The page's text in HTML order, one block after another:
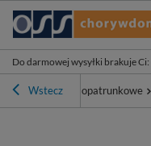
Do darmowej wysyłki brakuje Ci:
Wstecz
Materiały opatrunkowe